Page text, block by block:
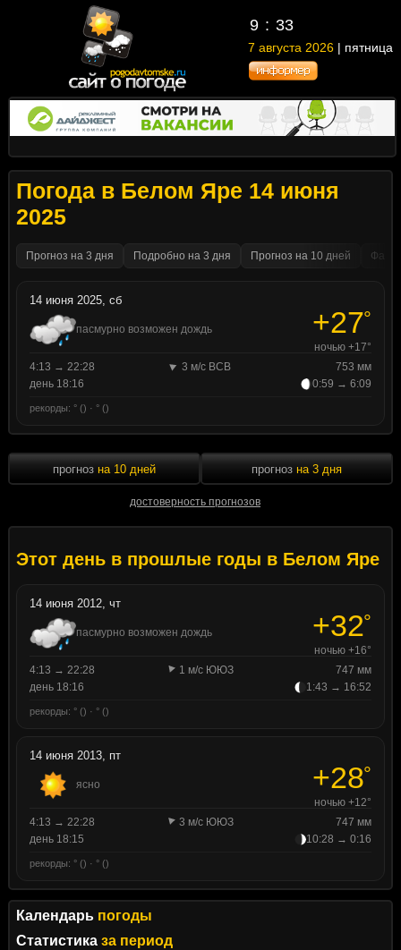
9 : 33
7 августа 2026 | пятница
Погода в Белом Яре 14 июня
2025
Прогноз на 3 дня Подробно на 3 дня Прогноз на 10 дней
14 июня 2025, сб
пасмурно возможен дождь +27°
ночью +17°
4:13 → 22:28
3 м/с ВСВ
753 мм
день 18:16
0:59 → 6:09
рекорды: ° () · ° ()
прогноз на 10 дней
достоверность прогнозов
прогноз на 3 дня
Этот день в прошлые годы в Белом Яре
14 июня 2012, чт
пасмурно возможен дождь +32°
ночью +16°
4:13 → 22:28
1 м/с ЮЮЗ
747 мм
день 18:16
1:43 → 16:52
рекорды: ° () · ° ()
14 июня 2013, пт
ясно +28°
ночью +12°
4:13 → 22:28
3 м/с ЮЮЗ
747 мм
день 18:15
10:28 → 0:16
рекорды: ° () · ° ()
Календарь погоды
Статистика за период